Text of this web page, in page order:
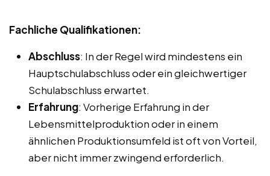
Fachliche Qualifikationen:
Abschluss: In der Regel wird mindestens ein
Hauptschulabschluss oder ein gleichwertiger
Schulabschluss erwartet.
Erfahrung: Vorherige Erfahrung in der
Lebensmittelproduktion oder in einem
ähnlichen Produktionsumfeld ist oft von Vorteil,
aber nicht immer zwingend erforderlich.